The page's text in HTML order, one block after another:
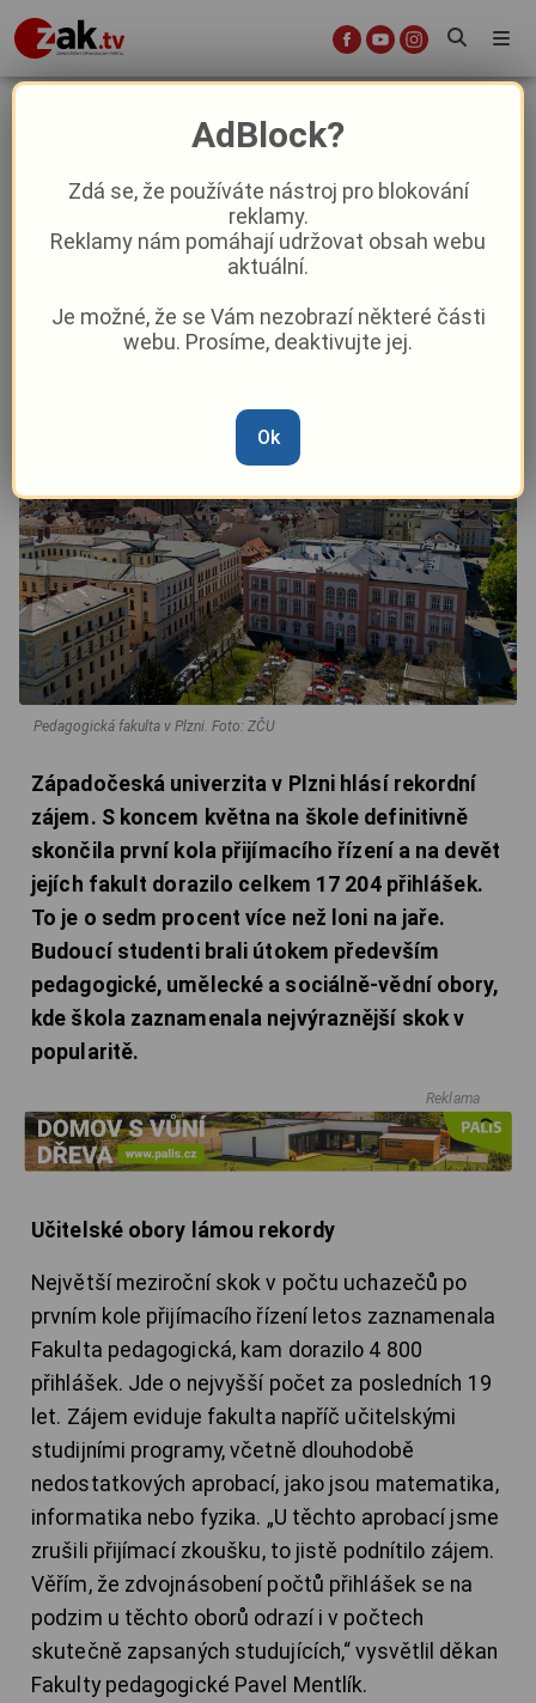
Zájem o studium na ZČU roste:
Přihlášek je přes 17 tisíc, nejvíc
táhnou učitelské obory
Aktuality Aktuálně Z Plzně
Anna Raková –3. 6.|12:26
Pedagogická fakulta v Plzni. Foto: ZČU
Západočeská univerzita v Plzni hlásí rekordní
zájem. S koncem května na škole definitivně
skončila první kola přijímacího řízení a na devět
jejích fakult dorazilo celkem 17 204 přihlášek.
To je o sedm procent více než loni na jaře.
Budoucí studenti brali útokem především
pedagogické, umělecké a sociálně-vědní obory,
kde škola zaznamenala nejvýraznější skok v
popularitě.
Reklama
Učitelské obory lámou rekordy
Největší meziroční skok v počtu uchazečů po
prvním kole přijímacího řízení letos zaznamenala
Fakulta pedagogická, kam dorazilo 4 800
přihlášek. Jde o nejvyšší počet za posledních 19
let. Zájem eviduje fakulta napříč učitelskými
studijními programy, včetně dlouhodobě
nedostatkových aprobací, jako jsou matematika,
informatika nebo fyzika. „U těchto aprobací jsme
zrušili přijímací zkoušku, to jistě podnítilo zájem.
Věřím, že zdvojnásobení počtů přihlášek se na
podzim u těchto oborů odrazí i v počtech
skutečně zapsaných studujících,“ vysvětlil děkan
Fakulty pedagogické Pavel Mentlík.
AdBlock?
Zdá se, že používáte nástroj pro blokování
reklamy.
Reklamy nám pomáhají udržovat obsah webu
aktuální.
Je možné, že se Vám nezobrazí některé části
webu. Prosíme, deaktivujte jej.
Ok